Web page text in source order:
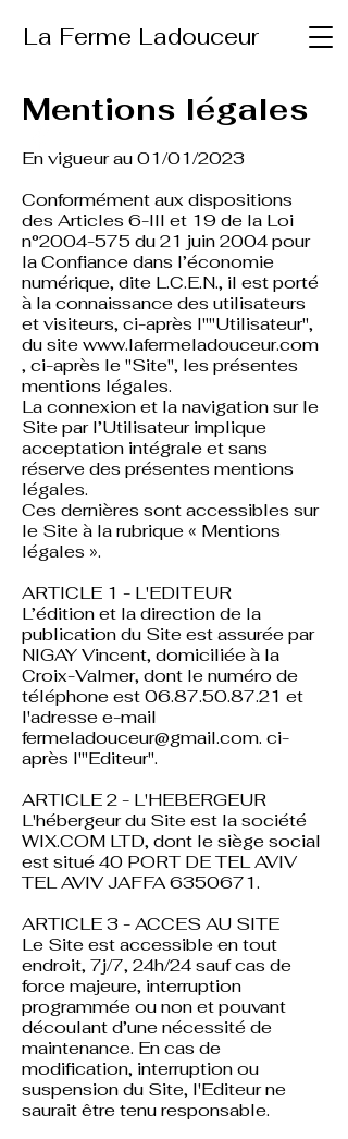
La Ferme Ladouceur
Mentions légales
En vigueur au 01/01/2023
Conformément aux dispositions
des Articles 6-III et 19 de la Loi
n°2004-575 du 21 juin 2004 pour
la Confiance dans l’économie
numérique, dite L.C.E.N., il est porté
à la connaissance des utilisateurs
et visiteurs, ci-après l""Utilisateur",
du sitewww.lafermeladouceur.com
, ci-après le "Site", les présentes
mentions légales.
La connexion et la navigation sur le
Site par l’Utilisateur implique
acceptation intégrale et sans
réserve des présentes mentions
légales.
Ces dernières sont accessibles sur
le Site à la rubrique « Mentions
légales ».
ARTICLE 1 - L'EDITEUR
L’édition et la direction de la
publication du Site est assurée par
NIGAY Vincent, domiciliée à la
Croix-Valmer, dont le numéro de
téléphone est 06.87.50.87.21 et
l'adresse e-mail
fermeladouceur@gmail.com. ci-
après l'"Editeur".
ARTICLE 2 - L'HEBERGEUR
L'hébergeur du Site est la société
WIX.COM LTD, dont le siège social
est situé 40 PORT DE TEL AVIV
TEL AVIV JAFFA 6350671.
ARTICLE 3 - ACCES AU SITE
Le Site est accessible en tout
endroit, 7j/7, 24h/24 sauf cas de
force majeure, interruption
programmée ou non et pouvant
découlant d’une nécessité de
maintenance. En cas de
modification, interruption ou
suspension du Site, l'Editeur ne
saurait être tenu responsable.